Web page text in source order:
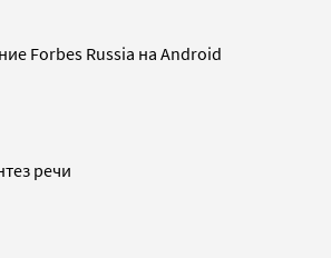
Forbes Russia на Android
речи